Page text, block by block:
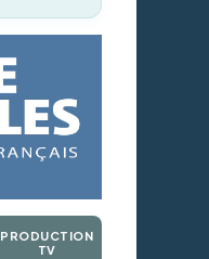
PRODUCTION
TV